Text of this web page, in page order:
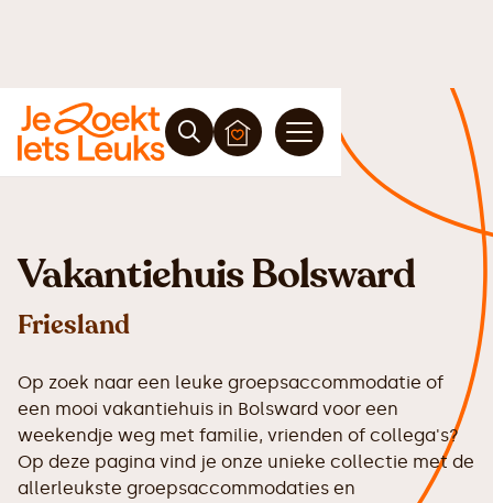
Vakantiehuis Bolsward
Friesland
Op zoek naar een leuke groepsaccommodatie of
een mooi vakantiehuis in Bolsward voor een
weekendje weg met familie, vrienden of collega's?
Op deze pagina vind je onze unieke collectie met de
allerleukste groepsaccommodaties en